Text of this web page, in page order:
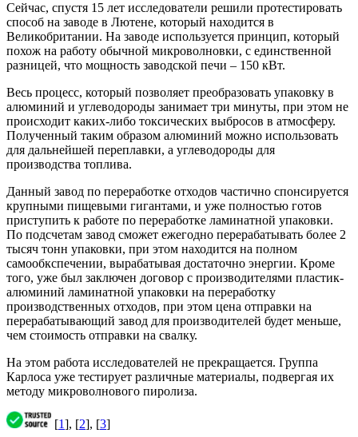
Сейчас, спустя 15 лет исследователи решили протестировать
способ на заводе в Лютене, который находится в
Великобритании. На заводе используется принцип, который
похож на работу обычной микроволновки, с единственной
разницей, что мощность заводской печи – 150 кВт.
Весь процесс, который позволяет преобразовать упаковку в
алюминий и углеводороды занимает три минуты, при этом не
происходит каких-либо токсических выбросов в атмосферу.
Полученный таким образом алюминий можно использовать
для дальнейшей переплавки, а углеводороды для
производства топлива.
Данный завод по переработке отходов частично спонсируется
крупными пищевыми гигантами, и уже полностью готов
приступить к работе по переработке ламинатной упаковки.
По подсчетам завод сможет ежегодно перерабатывать более 2
тысяч тонн упаковки, при этом находится на полном
самообкспечении, вырабатывая достаточно энергии. Кроме
того, уже был заключен договор с производителями пластик-
алюминий ламинатной упаковки на переработку
производственных отходов, при этом цена отправки на
перерабатывающий завод для производителей будет меньше,
чем стоимость отправки на свалку.
На этом работа исследователей не прекращается. Группа
Карлоса уже тестирует различные материалы, подвергая их
методу микроволнового пиролиза.
[1], [2], [3]